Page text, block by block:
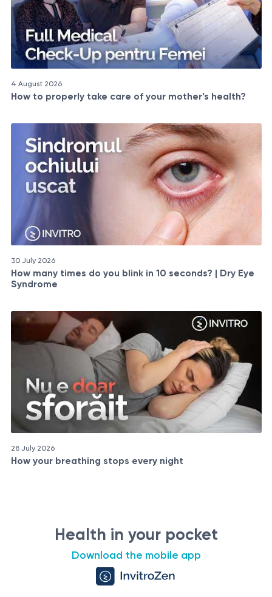
4 August 2026
How to properly take care of your mother’s health?
30 July 2026
How many times do you blink in 10 seconds? | Dry Eye
Syndrome
28 July 2026
How your breathing stops every night
Health in your pocket
Download the mobile app